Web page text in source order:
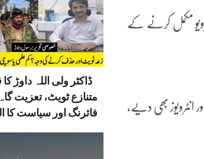
ڈاکٹر ولی اللہ داوڑ
متنازع ٹویٹ، تعزیت
فائرنگ اور سیاست کا
مکمل کرنے کے
بھی دیے،